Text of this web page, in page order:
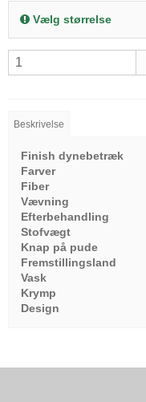
Vælg størrelse
Beskrivelse
Finish dynebetræk
Farver
Fiber
Vævning
Efterbehandling
Stofvægt
Knap på pude
Fremstillingsland
Vask
Krymp
Design